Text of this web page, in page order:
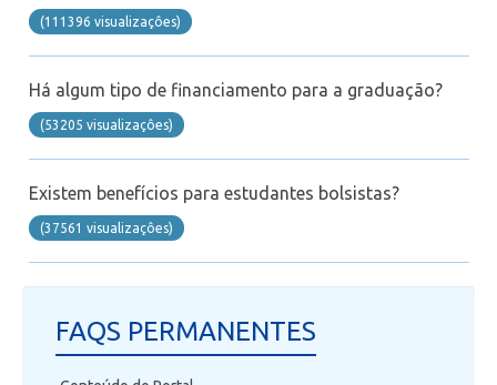
Suporte
Telefonia
Office 365
(111396 visualizaçôes)
Há algum tipo de financiamento para a graduação?
(53205 visualizaçôes)
Existem benefícios para estudantes bolsistas?
(37561 visualizaçôes)
FAQS PERMANENTES